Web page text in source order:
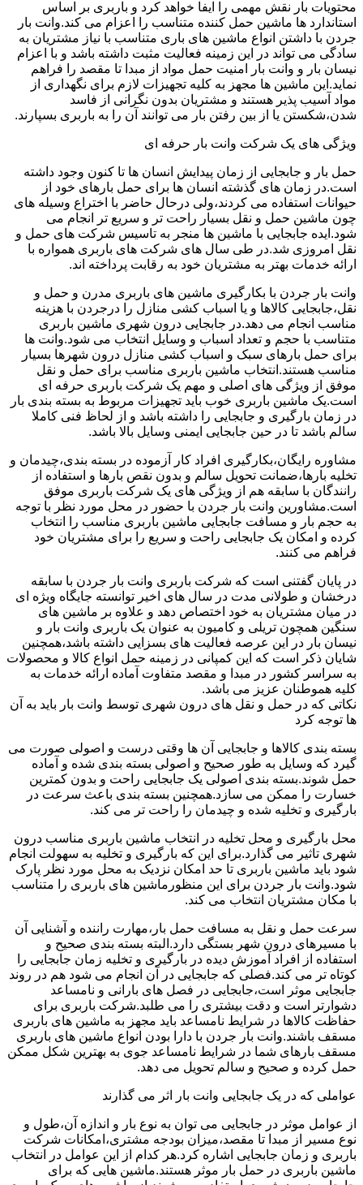
محتویات بار نقش مهمی را ایفا خواهد کرد و باربری بر اساس
استاندارد ها ماشین حمل کننده متناسب را اعزام می کند.وانت بار
جردن با داشتن انواع ماشین های باری متناسب با نیاز مشتریان به
سادگی می تواند در این زمینه فعالیت مثبت داشته باشد و با اعزام
نیسان بار و وانت بار امنیت حمل مواد از مبدا تا مقصد را فراهم
نماید.این ماشین ها مجهز به کلیه تجهیزات لازم برای نگهداری از
مواد آسیب پذیر هستند و مشتریان بدون نگرانی از فاسد
شدن،شکستن یا از بین رفتن بار می توانند آن را به باربری بسپارند.
ویژگی های یک شرکت وانت بار حرفه ای
حمل بار و جابجایی از زمان پیدایش انسان ها تا کنون وجود داشته
است.در زمان های گذشته انسان ها برای حمل بارهای خود از
حیوانات استفاده می کردند،ولی درحال حاضر با اختراع وسیله های
چون ماشین حمل و نقل بسیار راحت تر و سریع تر انجام می
شود.ایده جابجایی با ماشین ها منجر به تاسیس شرکت های حمل و
نقل امروزی شد.در طی سال های شرکت های باربری همواره با
ارائه خدمات بهتر به مشتریان خود به رقابت پرداخته اند.
وانت بار جردن با بکارگیری ماشین های باربری مدرن و حمل و
نقل،جابجایی کالاها و یا اسباب کشی منازل را درجردن با هزینه
مناسب انجام می دهد.در جابجایی درون شهری ماشین باربری
متناسب با حجم و تعداد اسباب و وسایل انتخاب می شود.وانت ها
برای حمل بارهای سبک و اسباب کشی منازل درون شهرها بسیار
مناسب هستند.انتخاب ماشین باربری مناسب برای حمل و نقل
موفق از ویژگی های اصلی و مهم یک شرکت باربری حرفه ای
است.یک ماشین باربری خوب باید تجهیزات مربوط به بسته بندی بار
در زمان بارگیری و جابجایی را داشته باشد و از لحاظ فنی کاملا
سالم باشد تا در حین جابجایی ایمنی وسایل بالا باشد.
مشاوره رایگان،بکارگیری افراد کار آزموده در بسته بندی،چیدمان و
تخلیه بارها،ضمانت تحویل سالم و بدون نقص بارها و استفاده از
رانندگان با سابقه هم از ویژگی های یک شرکت باربری موفق
است.مشاورین وانت بار جردن با حضور در محل مورد نظر با توجه
به حجم بار و مسافت جابجایی ماشین باربری مناسب را انتخاب
کرده و امکان یک جابجایی راحت و سریع را برای مشتریان خود
فراهم می کنند.
در پایان گفتنی است که شرکت باربری وانت بار جردن با سابقه
درخشان و طولانی مدت در سال های اخیر توانسته جایگاه ویژه ای
در میان مشتریان به خود اختصاص دهد و علاوه بر ماشین های
سنگین همچون تریلی و کامیون به عنوان یک باربری وانت بار و
نیسان بار در این عرصه فعالیت های بسزایی داشته باشد،همچنین
شایان ذکر است که این کمپانی در زمینه حمل انواع کالا و محصولات
به سراسر کشور در مبدا و مقصد متفاوت آماده ارائه خدمات به
کلیه هموطنان عزیز می باشد.
نکاتی که در حمل و نقل های درون شهری توسط وانت بار باید به آن
ها توجه کرد
بسته بندی کالاها و جابجایی آن ها وقتی درست و اصولی صورت می
گیرد که وسایل به طور صحیح و اصولی بسته بندی شده و آماده
حمل شوند.بسته بندی اصولی یک جابجایی راحت و بدون کمترین
خسارت را ممکن می سازد.همچنین بسته بندی باعث سرعت در
بارگیری و تخلیه شده و چیدمان را راحت تر می کند.
محل بارگیری و محل تخلیه در انتخاب ماشین باربری مناسب درون
شهری تاثیر می گذارد.برای این که بارگیری و تخلیه به سهولت انجام
شود باید ماشین باربری تا حد امکان نزدیک به محل مورد نظر پارک
شود.وانت بار جردن برای این منظورماشین های باربری را متناسب
با مکان مشتریان انتخاب می کند.
سرعت حمل و نقل به مسافت حمل بار،مهارت راننده و آشنایی آن
با مسیرهای درون شهر بستگی دارد.البته بسته بندی صحیح و
استفاده از افراد آموزش دیده در بارگیری و تخلیه زمان جابجایی را
کوتاه تر می کند.فصلی که جابجایی در آن انجام می شود هم در روند
جابجایی موثر است،جابجایی در فصل های بارانی و نامساعد
دشوارتر است و دقت بیشتری را می طلبد.شرکت باربری برای
حفاظت کالاها در شرایط نامساعد باید مجهز به ماشین های باربری
مسقف باشند.وانت بار جردن با دارا بودن انواع ماشین های باربری
مسقف بارهای شما در شرایط نامساعد جوی به بهترین شکل ممکن
حمل کرده و صحیح و سالم تحویل می دهد.
عواملی که در یک جابجایی وانت بار اثر می گذارند
از عوامل موثر در جابجایی می توان به نوع بار و اندازه آن،طول و
نوع مسیر از مبدا تا مقصد،میزان بودجه مشتری،امکانات شرکت
باربری و زمان جابجایی اشاره کرد.هر کدام از این عوامل در انتخاب
ماشین باربری در حمل بار موثر هستند.ماشین هایی که برای